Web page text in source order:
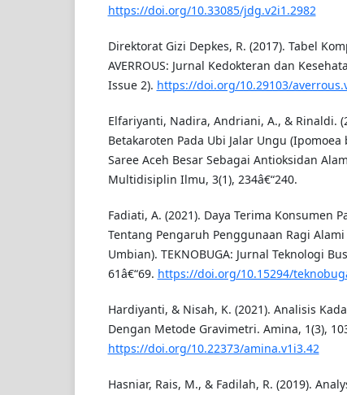
https://doi.org/10.33085/jdg.v2i1.2982
Direktorat Gizi Depkes, R. (2017). Tabel
AVERROUS: Jurnal Kedokteran dan
Issue 2). https://doi.org/10.29103/
Elfariyanti, Nadira, Andriani, A., & Rinaldi.
Betakaroten Pada Ubi Jalar Ungu
Saree Aceh Besar Sebagai Antioksidan
Multidisiplin Ilmu, 3(1), 234â€“240.
Fadiati, A. (2021). Daya Terima Konsumen
Tentang Pengaruh Penggunaan Ragi
Umbian). TEKNOBUGA: Jurnal Teknologi
61â€“69. https://doi.org/10.15294/
Hardiyanti, & Nisah, K. (2021). Analisis
Dengan Metode Gravimetri. Amina, 1(3),
https://doi.org/10.22373/amina.v1i3.42
Hasniar, Rais, M., & Fadilah, R. (2019).